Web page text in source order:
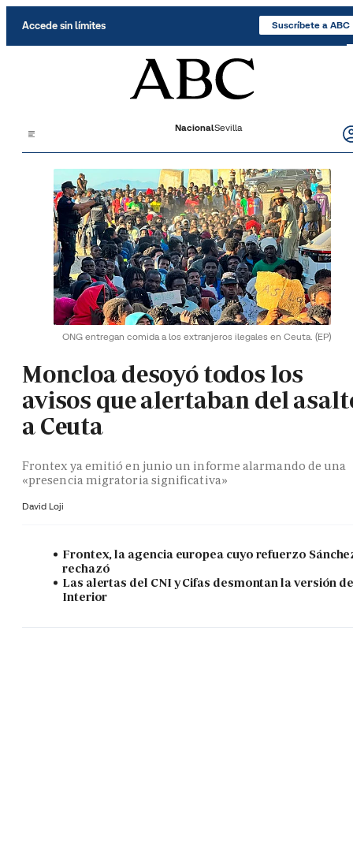
Accede sin límites Suscríbete a ABC
NacionalSevilla
ONG entregan comida a los extranjeros ilegales en Ceuta. (EP)
Moncloa desoyó todos los
avisos que alertaban del
a Ceuta
Frontex ya emitió en junio un informe alarmando de una
«presencia migratoria significativa»
David Loji
Frontex, la agencia europea cuyo refuerzo
rechazó
Las alertas del CNI y Cifas desmontan la versión
Interior